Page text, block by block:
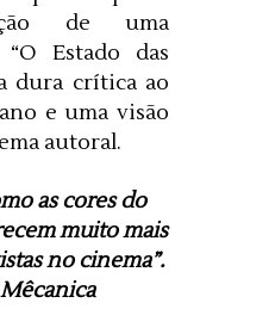
de uma
Estado das
dura crítica ao
e uma visão
autoral.
as cores do
muito mais
no cinema”.